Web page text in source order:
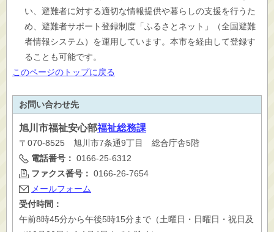
い、避難者に対する適切な情報提供や暮らしの支援を行うた
め、避難者サポート登録制度「ふるさとネット」（全国避難
者情報システム）を運用しています。本市を経由して登録す
ることも可能です。
このページのトップに戻る
お問い合わせ先
旭川市福祉安心部福祉総務課
〒070-8525 旭川市7条通9丁目 総合庁舎5階
電話番号： 0166-25-6312
ファクス番号： 0166-26-7654
メールフォーム
受付時間：
午前8時45分から午後5時15分まで（土曜日・日曜日・祝日及